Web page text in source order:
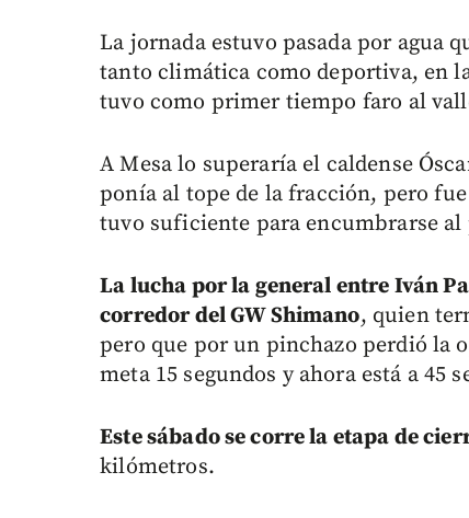
La jornada estuvo pasada por agua
tanto climática como deportiva, en
tuvo como primer tiempo faro al
A Mesa lo superaría el caldense
ponía al tope de la fracción, pero
tuvo suficiente para encumbrarse
La lucha por la general entre Iván
corredor del GW Shimano, quien
pero que por un pinchazo perdió la
meta 15 segundos y ahora está a 45
Este sábado se corre la etapa de
kilómetros.